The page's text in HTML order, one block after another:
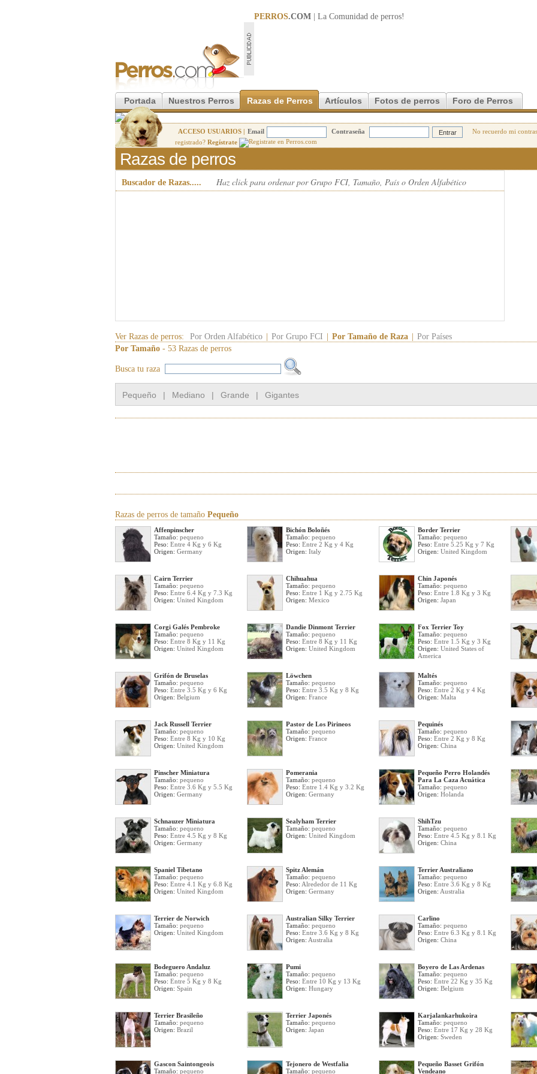
PERROS.COM | La Comunidad de perros!
Portada Nuestros Perros Razas de Perros Artículos Fotos de perros Foro de Perros
ACCESO USUARIOS | Email Contraseña No recuerdo mi
registrado? Regístrate
Razas de perros
Buscador de Razas..... Haz click para ordenar por Grupo FCI, Tamaño, País o Orden Alfabético
Ver Razas de perros: Por Orden Alfabético Por Grupo FCI Por Tamaño de Raza
Por Países
Por Tamaño - 53 Razas de perros
Busca tu raza
Pequeño | Mediano | Grande | Gigantes
Razas de perros de tamaño Pequeño
Affenpinscher
Tamaño: pequeno
Peso: Entre 4 Kg y 6 Kg
Origen: Germany
Bichón Boloñés
Tamaño: pequeno
Peso: Entre 2 Kg y 4 Kg
Origen: Italy
Border Terrier
Tamaño: pequeno
Peso: Entre 5.25 Kg y 7 Kg
Origen: United Kingdom
Cairn Terrier
Tamaño: pequeno
Peso: Entre 6.4 Kg y 7.3 Kg
Origen: United Kingdom
Chihuahua
Tamaño: pequeno
Peso: Entre 1 Kg y 2.75 Kg
Origen: Mexico
Chin Japonés
Tamaño: pequeno
Peso: Entre 1.8 Kg y 3 Kg
Origen: Japan
Corgi Galés Pembroke
Tamaño: pequeno
Peso: Entre 8 Kg y 11 Kg
Origen: United Kingdom
Dandie Dinmont Terrier
Tamaño: pequeno
Peso: Entre 8 Kg y 11 Kg
Origen: United Kingdom
Fox Terrier Toy
Tamaño: pequeno
Peso: Entre 1.5 Kg y 3 Kg
Origen: United States of
America
Grifón de Bruselas
Tamaño: pequeno
Peso: Entre 3.5 Kg y 6 Kg
Origen: Belgium
Löwchen
Tamaño: pequeno
Peso: Entre 3.5 Kg y 8 Kg
Origen: France
Maltés
Tamaño: pequeno
Peso: Entre 2 Kg y 4 Kg
Origen: Malta
Jack Russell Terrier
Tamaño: pequeno
Peso: Entre 8 Kg y 10 Kg
Origen: United Kingdom
Pastor de Los Pirineos
Tamaño: pequeno
Origen: France
Pequinés
Tamaño: pequeno
Peso: Entre 2 Kg y 8 Kg
Origen: China
Pinscher Miniatura
Tamaño: pequeno
Peso: Entre 3.6 Kg y 5.5 Kg
Origen: Germany
Pomerania
Tamaño: pequeno
Peso: Entre 1.4 Kg y 3.2 Kg
Origen: Germany
Pequeño Perro Holandés
Para La Caza Acuática
Tamaño: pequeno
Origen: Holanda
Schnauzer Miniatura
Tamaño: pequeno
Peso: Entre 4.5 Kg y 8 Kg
Origen: Germany
Sealyham Terrier
Tamaño: pequeno
Origen: United Kingdom
ShihTzu
Tamaño: pequeno
Peso: Entre 4.5 Kg y 8.1 Kg
Origen: China
Spaniel Tibetano
Tamaño: pequeno
Peso: Entre 4.1 Kg y 6.8 Kg
Origen: United Kingdom
Spitz Alemán
Tamaño: pequeno
Peso: Alrededor de 11 Kg
Origen: Germany
Terrier Australiano
Tamaño: pequeno
Peso: Entre 3.6 Kg y 8 Kg
Origen: Australia
Terrier de Norwich
Tamaño: pequeno
Origen: United Kingdom
Australian Silky Terrier
Tamaño: pequeno
Peso: Entre 3.6 Kg y 8 Kg
Origen: Australia
Carlino
Tamaño: pequeno
Peso: Entre 6.3 Kg y 8.1 Kg
Origen: China
Bodeguero Andaluz
Tamaño: pequeno
Peso: Entre 5 Kg y 8 Kg
Origen: Spain
Pumi
Tamaño: pequeno
Peso: Entre 10 Kg y 13 Kg
Origen: Hungary
Boyero de Las Ardenas
Tamaño: pequeno
Peso: Entre 22 Kg y 35 Kg
Origen: Belgium
Terrier Brasileño
Tamaño: pequeno
Origen: Brazil
Terrier Japonés
Tamaño: pequeno
Origen: Japan
Karjalankarhukoira
Tamaño: pequeno
Peso: Entre 17 Kg y 28 Kg
Origen: Sweden
Gascon Saintongeois
Tamaño: pequeno
Tejonero de Westfalia
Tamaño: pequeno
Pequeño Basset Grifón
Vendeano